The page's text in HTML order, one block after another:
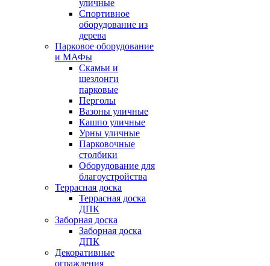
уличные
Спортивное
оборудование из
дерева
Парковое оборудование
и МАФы
Скамьи и
шезлонги
парковые
Перголы
Вазоны уличные
Кашпо уличные
Урны уличные
Парковочные
столбики
Оборудование для
благоустройства
Террасная доска
Террасная доска
ДПК
Заборная доска
Заборная доска
ДПК
Декоративные
ограждения